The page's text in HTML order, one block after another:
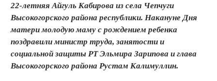
22-летняя Айгуль Кабирова из села Чепчуги
Высокогорского района республики. Накануне Дня
матери молодую маму с рождением ребенка
поздравили министр труда, занятости и
социальной защиты РТ Эльмира Зарипова и глава
Высокогорского района Рустам Калимуллин.